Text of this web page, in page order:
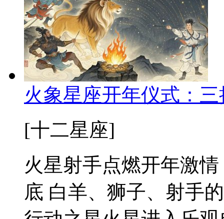
火象星座开年仪式：
[十二星座]
火星射手点燃开年激
底 白羊、狮子、射手